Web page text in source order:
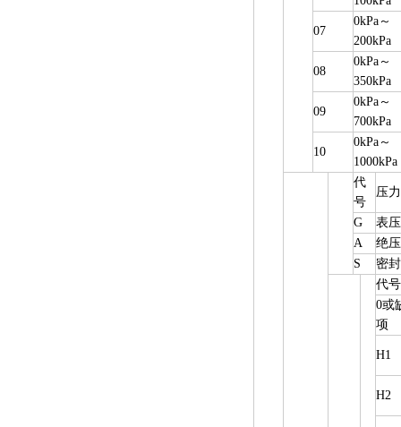
07
0kPa ～
200kPa
08
0kPa ～
350kPa
09
0kPa ～
700kPa
10
0kPa ～
1000kPa
代
号
压
G
表
A
绝
S
密
代号
0或
项
H1
H2